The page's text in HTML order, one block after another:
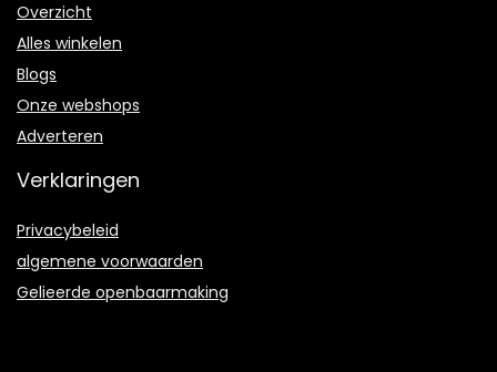
Overzicht
Alles winkelen
Blogs
Onze webshops
Adverteren
Verklaringen
Privacybeleid
algemene voorwaarden
Gelieerde openbaarmaking